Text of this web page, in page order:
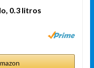
0.3 litros